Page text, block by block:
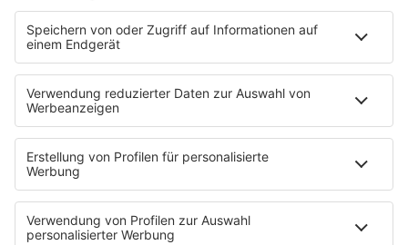
Videos
PROGRAMM
Sendungen
Moderatoren
Podcasts
Hells Bells
Musikwunsch
AKTIONEN